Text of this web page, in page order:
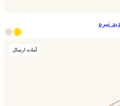
آماده ارسال